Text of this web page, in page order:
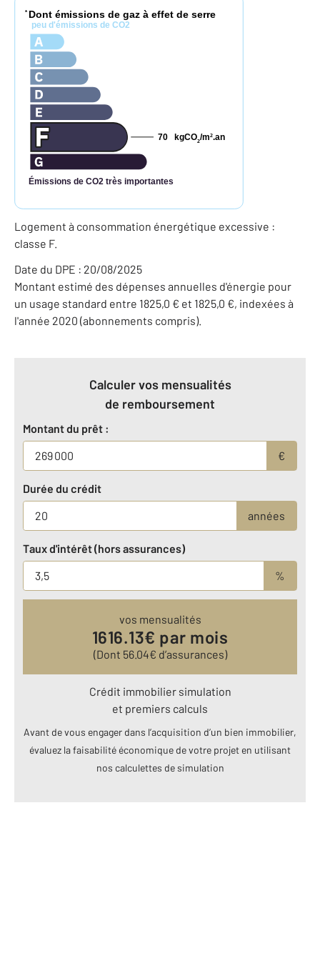
* Dont émissions de gaz à effet de serre
peu d'émissions de CO2
Émissions de CO2 très importantes
kgCO2/m2.an
70
Logement à consommation énergétique excessive :
classe F.
Date du DPE : 20/08/2025
Montant estimé des dépenses annuelles d'énergie pour
un usage standard entre 1825,0 € et 1825,0 €, indexées à
l'année 2020 (abonnements compris).
Calculer vos mensualités
de remboursement
Montant du prêt :
€
Durée du crédit
années
Taux d'intérêt (hors assurances)
%
vos mensualités
1616.13€ par mois
(Dont 56.04€ d’assurances)
Crédit immobilier simulation
et premiers calculs
Avant de vous engager dans l’acquisition d’un bien immobilier,
évaluez la faisabilité économique de votre projet en utilisant
nos calculettes de simulation